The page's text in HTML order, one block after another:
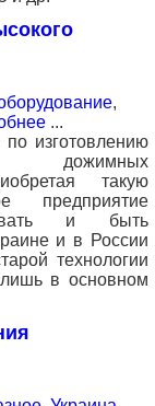
,
...
изготовлению
дожимных
такую
предприятие
и быть
и в России
технологии
в основном